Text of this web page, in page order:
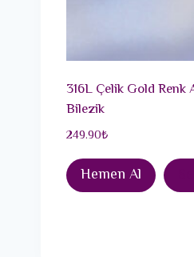
316L Çelik Gold Renk
Bilezik
249.90₺
Hemen Al